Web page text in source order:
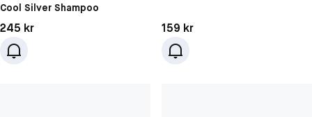
Cool Silver Shampoo
Pris: 245 kr
245 kr Pris: 159 kr
159 kr